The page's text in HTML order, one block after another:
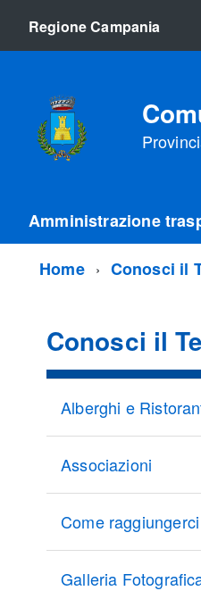
Regione Campania
Amministrazione
Home Conosci il
Conosci il
Alberghi e
Associazioni
Come raggiungerci
Galleria